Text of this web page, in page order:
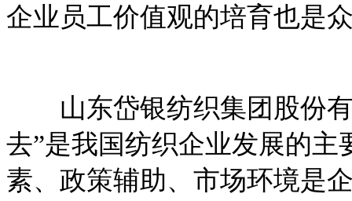
企业员工价值观的培育也是
山东岱银纺织集团股份有
去”是我国纺织企业发展的
素、政策辅助、市场环境是